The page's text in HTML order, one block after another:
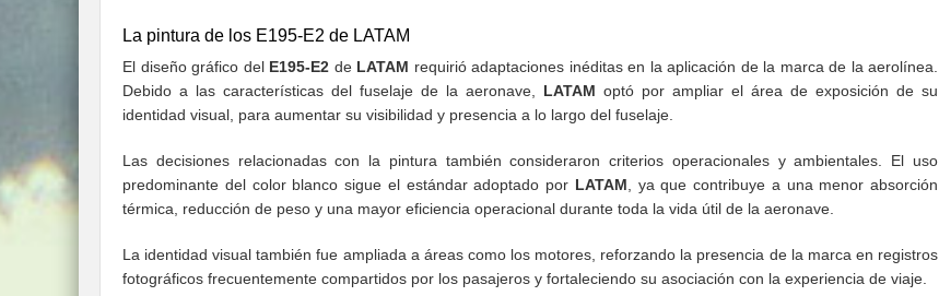
La pintura de los E195-E2 de LATAM
El diseño gráfico del E195-E2 de LATAM requirió adaptaciones inéditas en la aplicación de la marca de la aerolínea.
Debido a las características del fuselaje de la aeronave, LATAM optó por ampliar el área de exposición de su
identidad visual, para aumentar su visibilidad y presencia a lo largo del fuselaje.
Las decisiones relacionadas con la pintura también consideraron criterios operacionales y ambientales. El uso
predominante del color blanco sigue el estándar adoptado por LATAM, ya que contribuye a una menor absorción
térmica, reducción de peso y una mayor eficiencia operacional durante toda la vida útil de la aeronave.
La identidad visual también fue ampliada a áreas como los motores, reforzando la presencia de la marca en registros
fotográficos frecuentemente compartidos por los pasajeros y fortaleciendo su asociación con la experiencia de viaje.